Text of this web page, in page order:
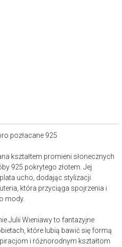
pozłacane 925
kształtem promieni słonecznych
925 pokrytego złotem. Jej
ucho, dodając stylizacji
która przyciąga spojrzenia i
mody.
Julii Wieniawy to fantazyjne
które lubią bawić się formą
i różnorodnym kształtom